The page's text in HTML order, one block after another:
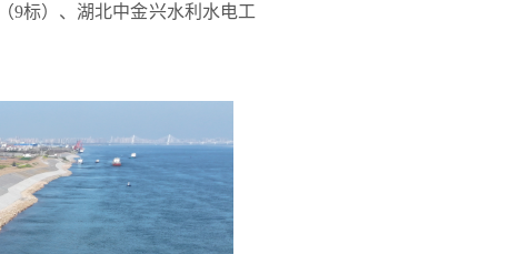
9标）、湖北中金兴水利水电工